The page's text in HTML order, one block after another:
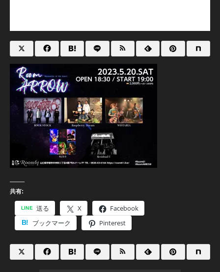
共有:
送る X
Facebook
ブックマーク
Pinterest